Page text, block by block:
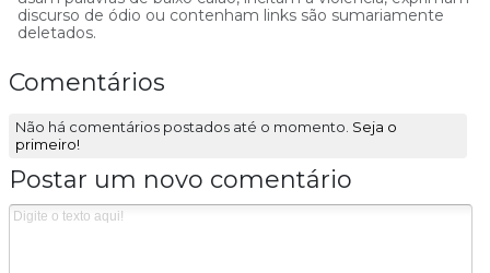
discurso de ódio ou contenham links são sumariamente
deletados.
Comentários
Não há comentários postados até o momento. Seja o
primeiro!
Postar um novo comentário